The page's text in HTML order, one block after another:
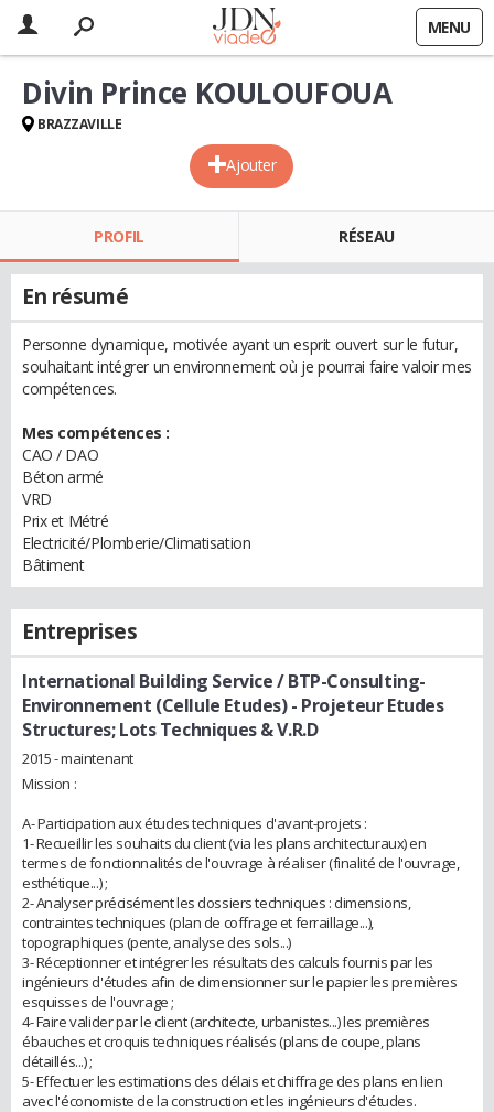
MENU
Ajouter
Divin Prince KOULOUFOUA
BRAZZAVILLE
PROFIL RÉSEAU
En résumé
Personne dynamique, motivée ayant un esprit ouvert sur le futur,
souhaitant intégrer un environnement où je pourrai faire valoir mes
compétences.
Mes compétences :
CAO / DAO
Béton armé
VRD
Prix et Métré
Electricité/Plomberie/Climatisation
Bâtiment
Entreprises
International Building Service / BTP-Consulting-
Environnement (Cellule Etudes)- Projeteur Etudes
Structures; Lots Techniques & V.R.D
2015 - maintenant
Mission :
A- Participation aux études techniques d'avant-projets :
1- Recueillir les souhaits du client (via les plans architecturaux) en
termes de fonctionnalités de l'ouvrage à réaliser (finalité de l'ouvrage,
esthétique...) ;
2- Analyser précisément les dossiers techniques : dimensions,
contraintes techniques (plan de coffrage et ferraillage...),
topographiques (pente, analyse des sols...)
3- Réceptionner et intégrer les résultats des calculs fournis par les
ingénieurs d'études afin de dimensionner sur le papier les premières
esquisses de l'ouvrage ;
4- Faire valider par le client (architecte, urbanistes...) les premières
ébauches et croquis techniques réalisés (plans de coupe, plans
détaillés...) ;
5- Effectuer les estimations des délais et chiffrage des plans en lien
avec l'économiste de la construction et les ingénieurs d'études.